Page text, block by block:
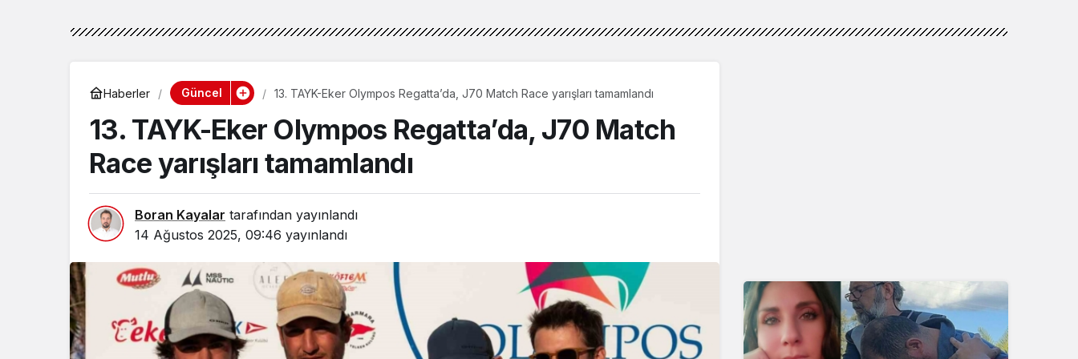
Haberler Güncel 13. TAYK-Eker Olympos Regatta’da, J70 Match Race yarışları tamamlandı
13. TAYK-Eker Olympos Regatta’da, J70 Match
Race yarışları tamamlandı
Boran Kayalar tarafından yayınlandı
14 Ağustos 2025, 09:46 yayınlandı